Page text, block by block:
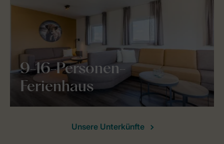
9-16-Personen-
Ferienhaus
Unsere Unterkünfte